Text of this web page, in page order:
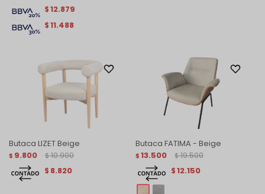
$11.488
$12.879
Butaca LIZET Beige
$ 9.800 $ 10.900
$ 8.820
Butaca FATIMA - Beige
$ 13.500 $ 19.500
$12.150